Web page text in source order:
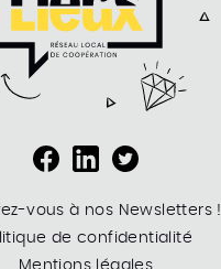
vous à nos Newsletters !
de confidentialité
Mentions légales